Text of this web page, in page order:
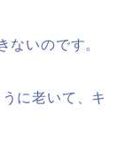
ないのです。
に老いて、キ